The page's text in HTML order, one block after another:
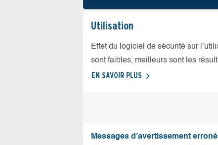
Utilisation
Effet du logiciel de sécurité sur
sont faibles, meilleurs sont les
EN SAVOIR PLUS
Messages d’avertissement